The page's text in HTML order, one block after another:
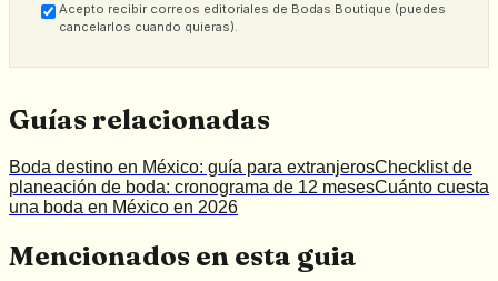
Acepto recibir correos editoriales de Bodas Boutique (puedes
cancelarlos cuando quieras).
Guías relacionadas
Boda destino en México: guía para extranjerosChecklist de
planeación de boda: cronograma de 12 mesesCuánto cuesta
una boda en México en 2026
Mencionados en esta guia